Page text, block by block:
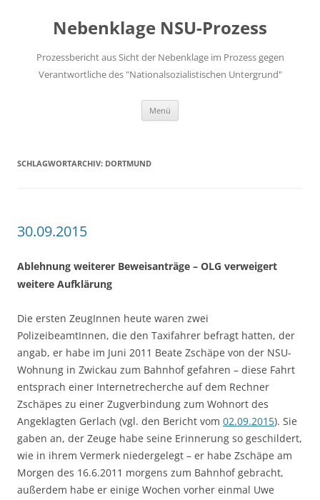
springenNebenklage NSU-Prozess
Prozessbericht aus Sicht der Nebenklage im Prozess gegen
Verantwortliche des "Nationalsozialistischen Untergrund"
Menü
SCHLAGWORTARCHIV: DORTMUND
30.09.2015
Ablehnung weiterer Beweisanträge – OLG verweigert
weitere Aufklärung
Die ersten ZeugInnen heute waren zwei
PolizeibeamtInnen, die den Taxifahrer befragt hatten, der
angab, er habe im Juni 2011 Beate Zschäpe von der NSU-
Wohnung in Zwickau zum Bahnhof gefahren – diese Fahrt
entsprach einer Internetrecherche auf dem Rechner
Zschäpes zu einer Zugverbindung zum Wohnort des
Angeklagten Gerlach (vgl. den Bericht vom 02.09.2015). Sie
gaben an, der Zeuge habe seine Erinnerung so geschildert,
wie in ihrem Vermerk niedergelegt – er habe Zschäpe am
Morgen des 16.6.2011 morgens zum Bahnhof gebracht,
außerdem habe er einige Wochen vorher einmal Uwe